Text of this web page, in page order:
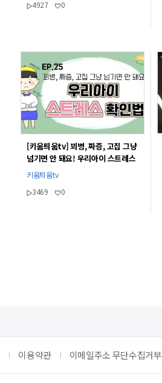
4927
0
[키움틔움tv] 꾀병, 짜증, 고집 그냥
넘기면 안 돼요! 우리아이 스트레스
확인법
키움틔움tv
3469
0
이용약관 이메일주소 무단수집거부